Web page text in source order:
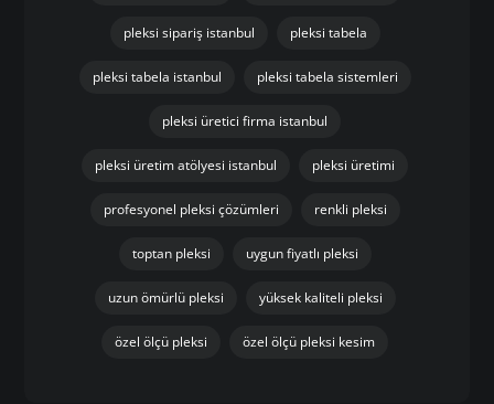
pleksi sipariş istanbul pleksi tabela
pleksi tabela istanbul pleksi tabela sistemleri
pleksi üretici firma istanbul
pleksi üretim atölyesi istanbul pleksi üretimi
profesyonel pleksi çözümleri renkli pleksi
toptan pleksi uygun fiyatlı pleksi
uzun ömürlü pleksi yüksek kaliteli pleksi
özel ölçü pleksi özel ölçü pleksi kesim